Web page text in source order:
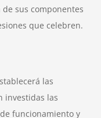
sus componentes
que celebren.
las
investidas las
funcionamiento y